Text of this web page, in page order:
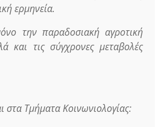
ερμηνεία.
την παραδοσιακή αγροτική
και τις σύγχρονες μεταβολές
στα Τμήματα Κοινωνιολογίας: